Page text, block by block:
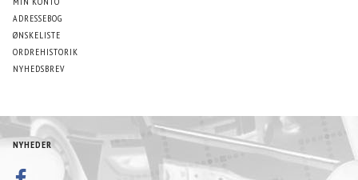
ADRESSEBOG
ØNSKELISTE
ORDREHISTORIK
NYHEDSBREV
NYHEDER